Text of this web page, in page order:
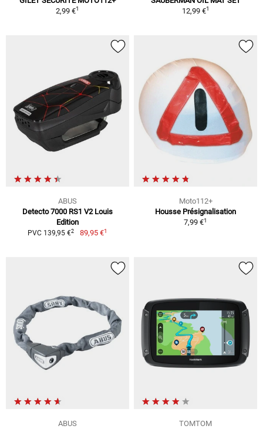
2,99 €1
12,99 €1
ABUS
Detecto 7000 RS1 V2 Louis
Edition
PVC 139,95 €2 89,95 €1
Moto112+
Housse Présignalisation
7,99 €1
ABUS
TOMTOM